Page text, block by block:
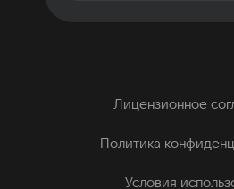
Лицензионное
Политика
Условия